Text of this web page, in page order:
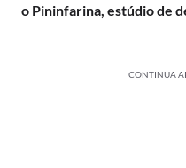
o Pininfarina, estúdio de
CONTINUA